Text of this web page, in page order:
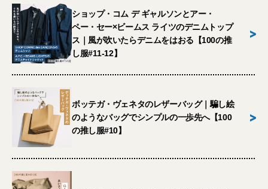
ショップ・コム デ ギャルソンとアー・
ペー・セー×ビームス ライツのデニムトップ
ス｜風が吹いたらデニムをはおる【100の推
し服#11-12】
>
ボッテガ・ヴェネタのレザーバッグ｜騙し絵
のようなバッグでシンプルの一歩先へ【100
の推し服#10】
>